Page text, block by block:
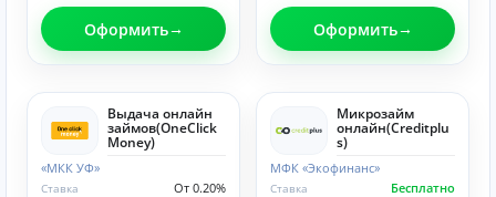
Оформить Оформить
Выдача онлайн
займов(OneClick
Money)
«МКК УФ»
От 0.20%
Ставка
Микрозайм
онлайн(Creditplu
s)
МФК «Экофинанс»
Бесплатно
Ставка